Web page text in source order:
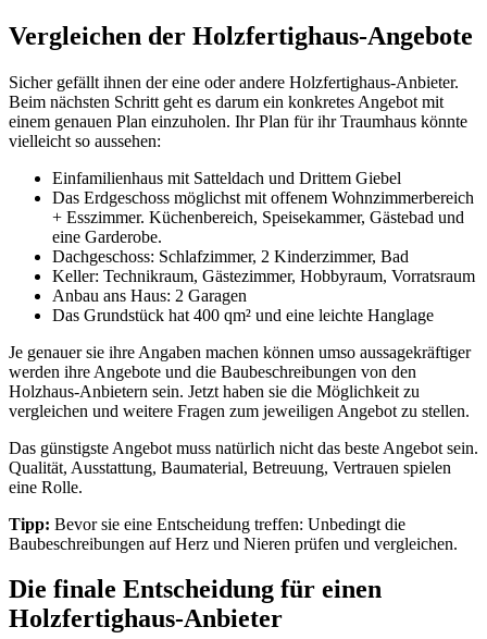
Vergleichen der Holzfertighaus-Angebote
Sicher gefällt ihnen der eine oder andere Holzfertighaus-Anbieter.
Beim nächsten Schritt geht es darum ein konkretes Angebot mit
einem genauen Plan einzuholen. Ihr Plan für ihr Traumhaus könnte
vielleicht so aussehen:
Einfamilienhaus mit Satteldach und Drittem Giebel
Das Erdgeschoss möglichst mit offenem Wohnzimmerbereich
+ Esszimmer. Küchenbereich, Speisekammer, Gästebad und
eine Garderobe.
Dachgeschoss: Schlafzimmer, 2 Kinderzimmer, Bad
Keller: Technikraum, Gästezimmer, Hobbyraum, Vorratsraum
Anbau ans Haus: 2 Garagen
Das Grundstück hat 400 qm² und eine leichte Hanglage
Je genauer sie ihre Angaben machen können umso aussagekräftiger
werden ihre Angebote und die Baubeschreibungen von den
Holzhaus-Anbietern sein. Jetzt haben sie die Möglichkeit zu
vergleichen und weitere Fragen zum jeweiligen Angebot zu stellen.
Das günstigste Angebot muss natürlich nicht das beste Angebot sein.
Qualität, Ausstattung, Baumaterial, Betreuung, Vertrauen spielen
eine Rolle.
Tipp: Bevor sie eine Entscheidung treffen: Unbedingt die
Baubeschreibungen auf Herz und Nieren prüfen und vergleichen.
Die finale Entscheidung für einen
Holzfertighaus-Anbieter